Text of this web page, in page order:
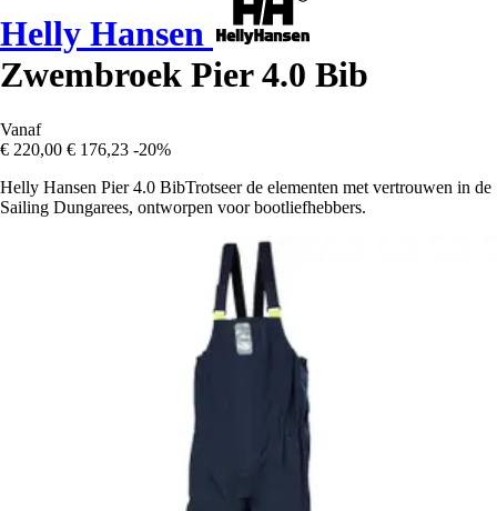
Helly Hansen
Zwembroek Pier 4.0 Bib
Vanaf
€ 220,00 € 176,23 -20%
Helly Hansen Pier 4.0 BibTrotseer de elementen met vertrouwen in de
Sailing Dungarees, ontworpen voor bootliefhebbers.